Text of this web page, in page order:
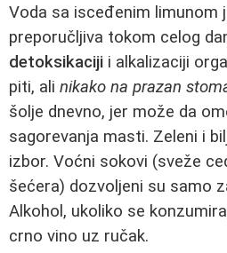
Voda sa isceđenim limunom
preporučljiva tokom celog
detoksikaciji i alkalizaciji
piti, ali nikako na prazan
šolje dnevno, jer može da
sagorevanja masti. Zeleni i
izbor. Voćni sokovi (sveže
šećera) dozvoljeni su samo
Alkohol, ukoliko se
crno vino uz ručak.